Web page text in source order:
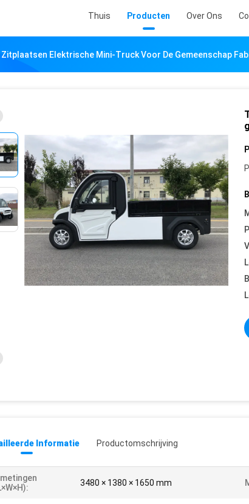
Thuis Producten Over Ons
Elektrische Mini-Truck Voor De Gemeenschap
Informatie Productomschrijving
3480 × 1380 × 1650 mm